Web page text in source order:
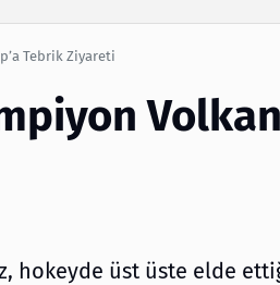
Tebrik Ziyareti
hokeyde üst üste elde